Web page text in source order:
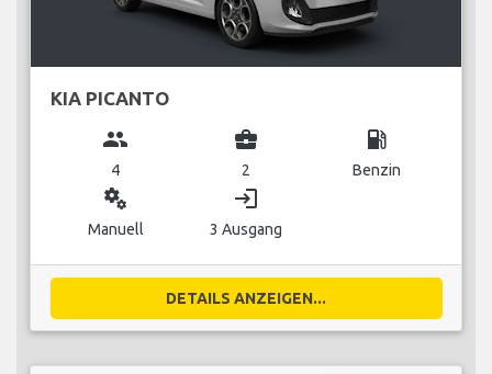
KIA PICANTO
group
4
business_center
2
local_gas_station
Benzin
miscellaneous_services
Manuell
login
3 Ausgang
DETAILS ANZEIGEN...